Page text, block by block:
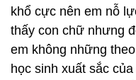
khổ cực nên em nỗ
thấy con chữ nhưng
em không những
học sinh xuất sắc